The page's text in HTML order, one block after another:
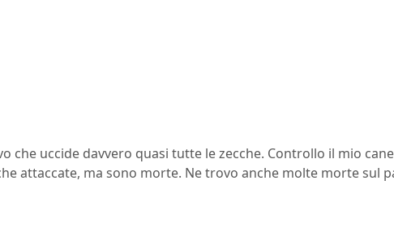
che uccide davvero quasi tutte le zecche. Controllo il mio
attaccate, ma sono morte. Ne trovo anche molte morte sul